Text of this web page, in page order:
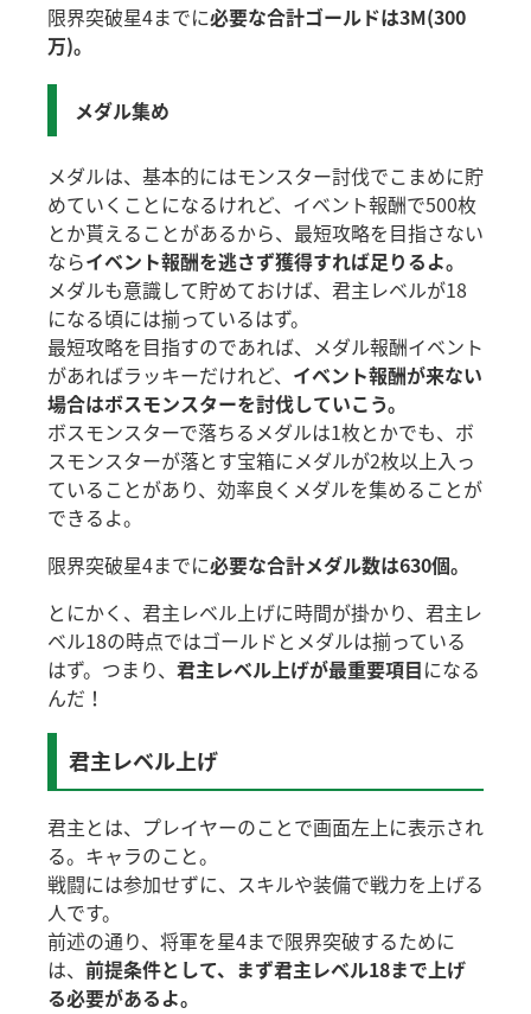
限界突破星4までに必要な合計ゴールドは3M(300
万)。
メダル集め
メダルは、基本的にはモンスター討伐でこまめに貯
めていくことになるけれど、イベント報酬で500枚
とか貰えることがあるから、最短攻略を目指さない
ならイベント報酬を逃さず獲得すれば足りるよ。
メダルも意識して貯めておけば、君主レベルが18
になる頃には揃っているはず。
最短攻略を目指すのであれば、メダル報酬イベント
があればラッキーだけれど、 イベント報酬が来ない
場合はボスモンスターを討伐していこう。
ボスモンスターで落ちるメダルは1枚とかでも、ボ
スモンスターが落とす宝箱にメダルが2枚以上入っ
ていることがあり、効率良くメダルを集めることが
できるよ。
限界突破星4までに必要な合計メダル数は630個。
とにかく、君主レベル上げに時間が掛かり、君主レ
ベル18の時点ではゴールドとメダルは揃っている
はず。つまり、 君主レベル上げが最重要項目になる
んだ！
君主レベル上げ
君主とは、プレイヤーのことで画面左上に表示され
る。キャラのこと。
戦闘には参加せずに、スキルや装備で戦力を上げる
人です。
前述の通り、将軍を星4まで限界突破するために
は、 前提条件として、まず君主レベル18まで上げ
る必要があるよ。